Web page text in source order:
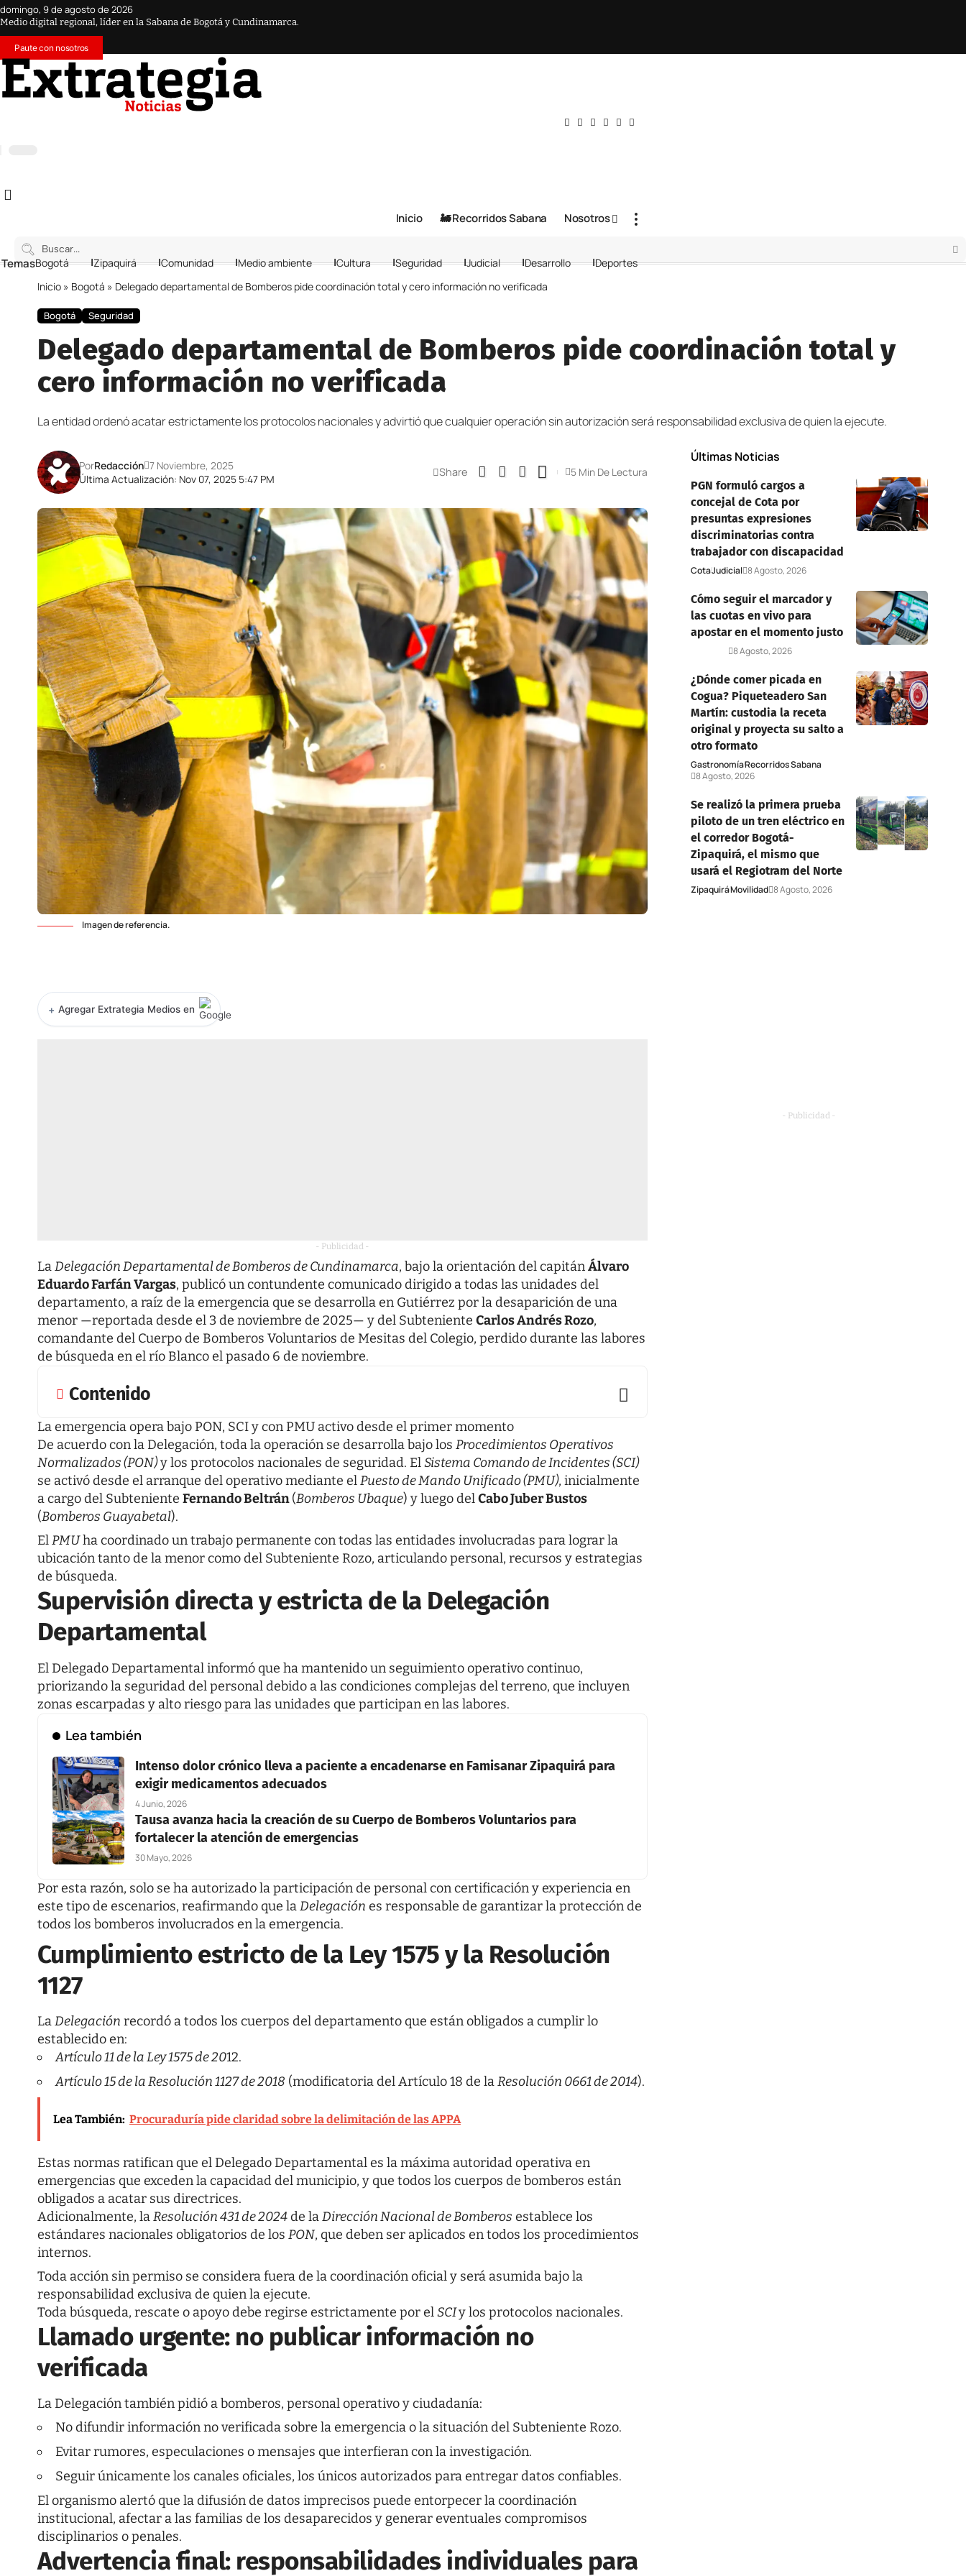
domingo, 9 de agosto de 2026
Medio digital regional, líder en la Sabana de Bogotá y Cundinamarca.
Paute con nosotros
Inicio 🚂 Recorridos Sabana Nosotros
Bogotá Zipaquirá Comunidad Medio ambiente Cultura Seguridad Judicial Desarrollo
Deportes
Inicio » Bogotá » Delegado departamental de Bomberos pide coordinación total y cero información no verificada
Bogotá Seguridad
Delegado departamental de Bomberos pide coordinación total y
cero información no verificada
La entidad ordenó acatar estrictamente los protocolos nacionales y advirtió que cualquier operación sin autorización será responsabilidad exclusiva de quien la ejecute.
Última Actualización: Nov 07, 2025 5:47 PM
PorRedacción 7 Noviembre, 2025 Share 5 Min De Lectura
Imagen de referencia.
+ Agregar Extrategia Medios en
- Publicidad -
LaDelegación Departamental de Bomberos de Cundinamarca, bajo la orientación del capitánÁlvaro
Eduardo Farfán Vargas, publicó un contundente comunicado dirigido a todas las unidades del
departamento, a raíz de la emergencia que se desarrolla en Gutiérrez por la desaparición de una
menor —reportada desde el 3 de noviembre de 2025— y del Subteniente Carlos Andrés Rozo,
comandante del Cuerpo de Bomberos Voluntarios de Mesitas del Colegio, perdido durante las labores
de búsqueda en el río Blanco el pasado 6 de noviembre.
Contenido
La emergencia opera bajo PON, SCI y con PMU activo desde el primer momento
De acuerdo con la Delegación, toda la operación se desarrolla bajo los Procedimientos Operativos
Normalizados (PON)y los protocolos nacionales de seguridad. ElSistema Comando de Incidentes (SCI)
se activó desde el arranque del operativo mediante elPuesto de Mando Unificado (PMU), inicialmente
a cargo del Subteniente Fernando Beltrán(Bomberos Ubaque) y luego delCabo Juber Bustos
(Bomberos Guayabetal).
ElPMUha coordinado un trabajo permanente con todas las entidades involucradas para lograr la
ubicación tanto de la menor como del Subteniente Rozo, articulando personal, recursos y estrategias
de búsqueda.
Supervisión directa y estricta de la Delegación
Departamental
El Delegado Departamental informó que ha mantenido un seguimiento operativo continuo,
priorizando la seguridad del personal debido a las condiciones complejas del terreno, que incluyen
zonas escarpadas y alto riesgo para las unidades que participan en las labores.
Lea también
Intenso dolor crónico lleva a paciente a encadenarse en Famisanar Zipaquirá para
exigir medicamentos adecuados
4 Junio, 2026
Tausa avanza hacia la creación de su Cuerpo de Bomberos Voluntarios para
fortalecer la atención de emergencias
30 Mayo, 2026
Por esta razón, solo se ha autorizado la participación de personal con certificación y experiencia en
este tipo de escenarios, reafirmando que laDelegación es responsable de garantizar la protección de
todos los bomberos involucrados en la emergencia.
Cumplimiento estricto de la Ley 1575 y la Resolución
1127
LaDelegación recordó a todos los cuerpos del departamento que están obligados a cumplir lo
establecido en:
Artículo 11 de la Ley 1575 de 2012.
Artículo 15 de la Resolución 1127 de 2018 (modificatoria del Artículo 18 de laResolución 0661 de 2014).
Lea También: Procuraduría pide claridad sobre la delimitación de las APPA
Estas normas ratifican que el Delegado Departamental es la máxima autoridad operativa en
emergencias que exceden la capacidad del municipio, y que todos los cuerpos de bomberos están
obligados a acatar sus directrices.
Adicionalmente, laResolución 431 de 2024de laDirección Nacional de Bomberos establece los
estándares nacionales obligatorios de los PON, que deben ser aplicados en todos los procedimientos
internos.
Toda acción sin permiso se considera fuera de la coordinación oficial y será asumida bajo la
responsabilidad exclusiva de quien la ejecute.
Toda búsqueda, rescate o apoyo debe regirse estrictamente por elSCIy los protocolos nacionales.
Llamado urgente: no publicar información no
verificada
La Delegación también pidió a bomberos, personal operativo y ciudadanía:
No difundir información no verificada sobre la emergencia o la situación del Subteniente Rozo.
Evitar rumores, especulaciones o mensajes que interfieran con la investigación.
Seguir únicamente los canales oficiales, los únicos autorizados para entregar datos confiables.
El organismo alertó que la difusión de datos imprecisos puede entorpecer la coordinación
institucional, afectar a las familias de los desaparecidos y generar eventuales compromisos
disciplinarios o penales.
Advertencia final: responsabilidades individuales para
Últimas Noticias
PGN formuló cargos a
concejal de Cota por
presuntas expresiones
discriminatorias contra
trabajador con discapacidad
CotaJudicial 8 Agosto, 2026
Cómo seguir el marcador y
las cuotas en vivo para
apostar en el momento justo
8 Agosto, 2026
¿Dónde comer picada en
Cogua? Piqueteadero San
Martín: custodia la receta
original y proyecta su salto a
otro formato
GastronomíaRecorridos Sabana
8 Agosto, 2026
Se realizó la primera prueba
piloto de un tren eléctrico en
el corredor Bogotá-
Zipaquirá, el mismo que
usará el Regiotram del Norte
ZipaquiráMovilidad 8 Agosto, 2026
- Publicidad -